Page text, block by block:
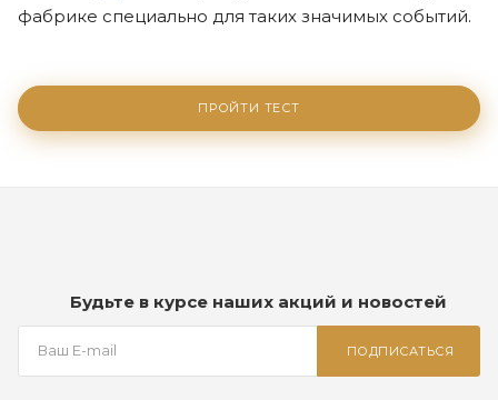
фабрике специально для таких значимых событий.
ПРОЙТИ ТЕСТ
Будьте в курсе наших акций и новостей
ПОДПИСАТЬСЯ